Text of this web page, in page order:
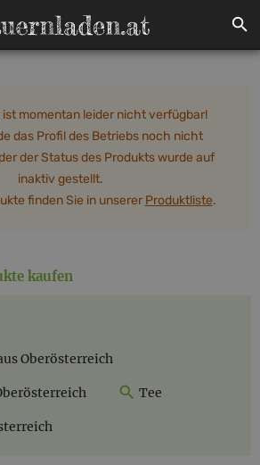
ist momentan leider nicht verfügbar!
das Profil des Betriebs noch nicht
der Status des Produkts wurde auf
inaktiv gestellt.
finden Sie in unserer Produktliste.
kaufen
Oberösterreich
Tee